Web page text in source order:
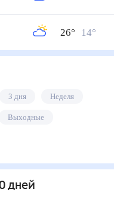
26° 14°
3 дня Неделя
Выходные
дней